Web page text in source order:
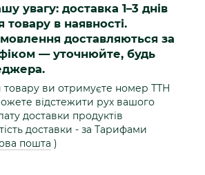
увагу: доставка 1–3 днів
товару в наявності.
доставляються за
— уточнюйте, будь
товару ви отримуєте номер ТТН
відстежити рух вашого
доставки продуктів
доставки - за Тарифами
пошта )